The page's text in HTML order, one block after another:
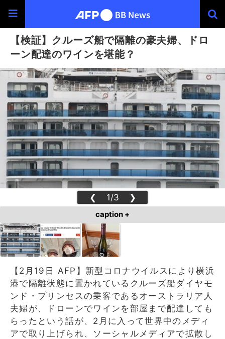
【検証】クルーズ船で隔離の豪夫婦、ドロ
ーン配達のワインを堪能？
❮ 1/3 ❯
caption +
【2月19日 AFP】新型コロナウイルスにより横浜
港で隔離状態に置かれているクルーズ船ダイヤモ
ンド・プリンセスの乗客であるオーストラリア人
夫婦が、ドローンでワインを部屋まで配達しても
らったという話が、2月に入って世界中のメディ
アで取り上げられ、ソーシャルメディアで拡散し